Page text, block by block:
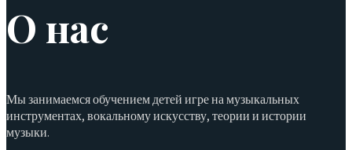
О нас
Мы занимаемся обучением детей игре на музыкальных
инструментах, вокальному искусству, теории и истории
музыки.